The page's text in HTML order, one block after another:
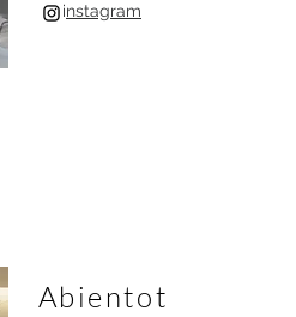
instagram
Abientot